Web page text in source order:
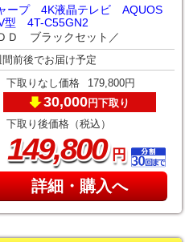
ープ 4K液晶テレビ AQUOS
型 4T-C55GN2
Ｄ ブラックセット／
間前後でお届け予定
下取りなし価格 179,800円
30,000円下取り
下取り後価格（税込）
149,800円
詳細・購入へ